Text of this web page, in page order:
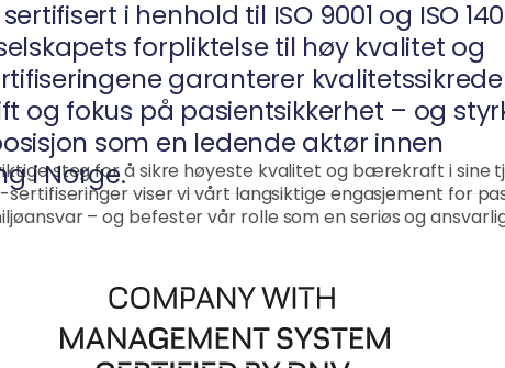
i henhold til ISO 9001 og ISO
forpliktelse til høy kvalitet og
garanterer
og fokus på pasientsikkerhet – og
som en ledende aktør innen
i Norge.
steg for å sikre høyeste kvalitet og bærekraft i sine
sertifiseringer viser vi vårt langsiktige engasjement for
– og befester vår rolle som en seriøs og